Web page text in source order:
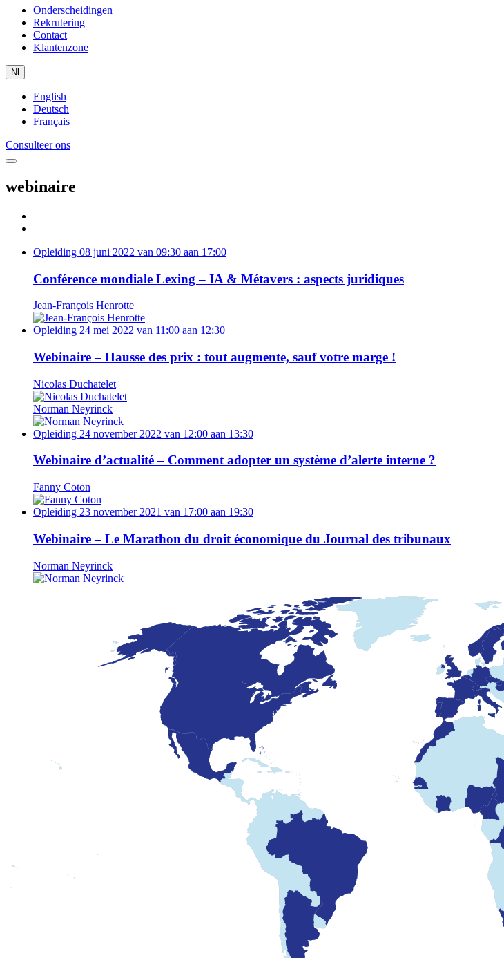
Onderscheidingen
Rekrutering
Contact
Klantenzone
Nl
English
Deutsch
Français
Consulteer ons
webinaire
Opleiding 08 juni 2022 van 09:30 aan 17:00
Conférence mondiale Lexing – IA & Métavers : aspects juridiques
Jean-François Henrotte
Opleiding 24 mei 2022 van 11:00 aan 12:30
Webinaire – Hausse des prix : tout augmente, sauf votre marge !
Nicolas Duchatelet
Norman Neyrinck
Opleiding 24 november 2022 van 12:00 aan 13:30
Webinaire d’actualité – Comment adopter un système d’alerte interne ?
Fanny Coton
Opleiding 23 november 2021 van 17:00 aan 19:30
Webinaire – Le Marathon du droit économique du Journal des tribunaux
Norman Neyrinck